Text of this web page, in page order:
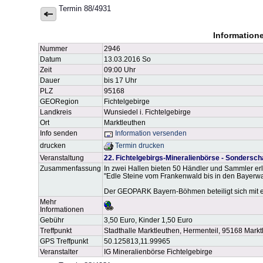
Termin 88/4931
Nummer
2946
Datum
13.03.2016 So
Zeit
09:00 Uhr
Dauer
bis 17 Uhr
PLZ
95168
GEORegion
Fichtelgebirge
Landkreis
Wunsiedel i. Fichtelgebirge
Ort
Marktleuthen
Info senden
Information versenden
drucken
Termin drucken
Veranstaltung
22. Fichtelgebirgs-Mineralienbörse -
Zusammenfassung In zwei Hallen bieten 50 Händler und Sammler
"Edle Steine vom Frankenwald bis in den
Der GEOPARK Bayern-Böhmen beteiligt sich mit
Mehr
Informationen
Gebühr
3,50 Euro, Kinder 1,50 Euro
Treffpunkt
Stadthalle Marktleuthen, Hermenteil, 95168
GPS Treffpunkt
50.125813,11.99965
Veranstalter
IG Mineralienbörse Fichtelgebirge